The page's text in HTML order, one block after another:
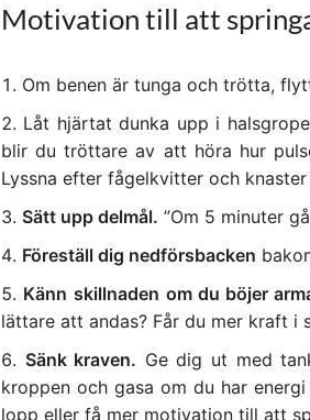
a
Motivation till att
Om benen är tunga och trötta,
Låt hjärtat dunka upp i
blir du tröttare av att höra hur
Lyssna efter fågelkvitter och
Sätt upp delmål. ”Om 5 minuter
Föreställ dig nedförsbacken
Känn skillnaden om du böjer
lättare att andas? Får du mer kraft i
Sänk kraven. Ge dig ut med
kroppen och gasa om du har
lopp eller få mer motivation till att